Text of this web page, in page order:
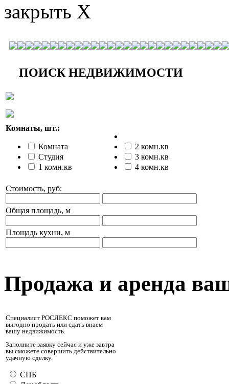
закрыть X
ПОИСК НЕДВИЖИМОСТИ
Комнаты, шт.:
Комната
Студия
1 комн.кв
2 комн.кв
3 комн.кв
4 комн.кв
Стоимость, руб:
Общая площадь, м
Площадь кухни, м
Продажа и аренда
Специалист РОСЛЕКС поможет вам
выгодно продать или сдать внаем
вашу недвижимость.
Заполните заявку сейчас и уже завтра
вы сможете совершить действительно
удачную сделку.
СПБ